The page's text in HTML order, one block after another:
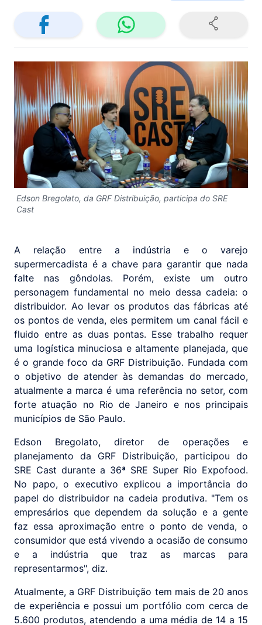
Edson Bregolato, da GRF Distribuição, participa do SRE
Cast
A relação entre a indústria e o varejo
supermercadista é a chave para garantir que nada
falte nas gôndolas. Porém, existe um outro
personagem fundamental no meio dessa cadeia: o
distribuidor. Ao levar os produtos das fábricas até
os pontos de venda, eles permitem um canal fácil e
fluido entre as duas pontas. Esse trabalho requer
uma logística minuciosa e altamente planejada, que
é o grande foco da GRF Distribuição. Fundada com
o objetivo de atender às demandas do mercado,
atualmente a marca é uma referência no setor, com
forte atuação no Rio de Janeiro e nos principais
municípios de São Paulo.
Edson Bregolato, diretor de operações e
planejamento da GRF Distribuição, participou do
SRE Cast durante a 36ª SRE Super Rio Expofood.
No papo, o executivo explicou a importância do
papel do distribuidor na cadeia produtiva. "Tem os
empresários que dependem da solução e a gente
faz essa aproximação entre o ponto de venda, o
consumidor que está vivendo a ocasião de consumo
e a indústria que traz as marcas para
representarmos", diz.
Atualmente, a GRF Distribuição tem mais de 20 anos
de experiência e possui um portfólio com cerca de
5.600 produtos, atendendo a uma média de 14 a 15